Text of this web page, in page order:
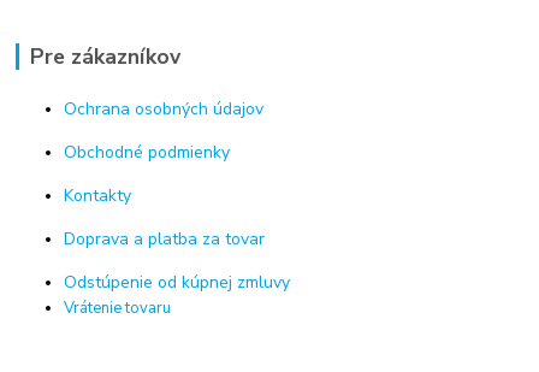
Pre zákazníkov
Ochrana osobných údajov
Obchodné podmienky
Kontakty
Doprava a platba za tovar
Odstúpenie od kúpnej zmluvy
Vrátenie tovaru